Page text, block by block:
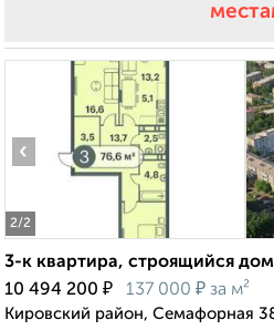
2/2
‹
3-к квартира, строящийся
10 494 200 ₽ 137 000 ₽ за м²
Кировский район, Семафорная